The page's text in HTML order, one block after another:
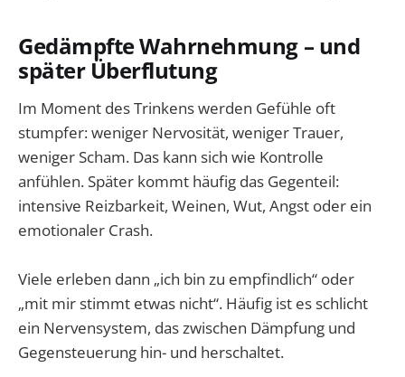
Gedämpfte Wahrnehmung – und
später Überflutung
Im Moment des Trinkens werden Gefühle oft
stumpfer: weniger Nervosität, weniger Trauer,
weniger Scham. Das kann sich wie Kontrolle
anfühlen. Später kommt häufig das Gegenteil:
intensive Reizbarkeit, Weinen, Wut, Angst oder ein
emotionaler Crash.
Viele erleben dann „ich bin zu empfindlich“ oder
„mit mir stimmt etwas nicht“. Häufig ist es schlicht
ein Nervensystem, das zwischen Dämpfung und
Gegensteuerung hin- und herschaltet.